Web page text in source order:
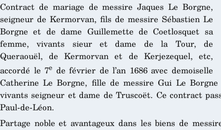
Contract de mariage de messire Jaques Le Borgne,
seigneur de Kermorvan, fils de messire Sébastien Le
Borgne et de dame Guillemette de Coetlosquet sa
femme, vivants sieur et dame de la Tour, de
Queraouël, de Kermorvan et de Kerjezequel, etc,
accordé le 7e de février de l’an 1686 avec demoiselle
Catherine Le Borgne, fille de messire Gui Le
vivants seigneur et dame de Truscoët. Ce contract
Paul-de-Léon.
Partage noble et avantageux dans les biens de